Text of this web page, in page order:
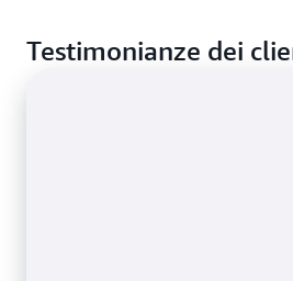
Testimonianze dei